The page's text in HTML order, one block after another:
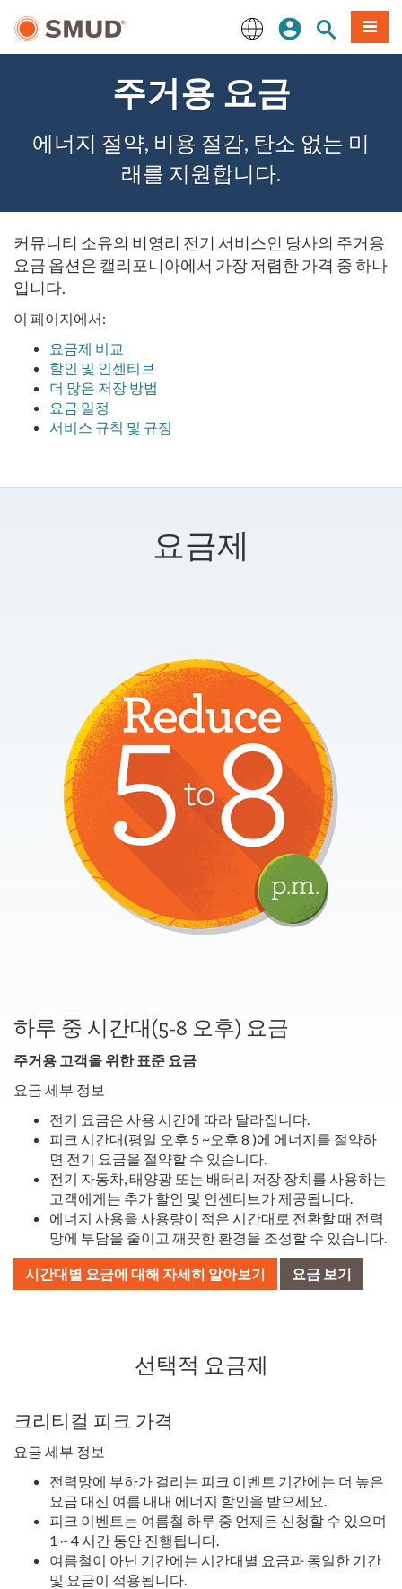
English
로그인사이트 검색
메뉴
주거용 요금
에너지 절약, 비용 절감, 탄소 없는 미
래를 지원합니다.
커뮤니티 소유의 비영리 전기 서비스인 당사의 주거용
요금 옵션은 캘리포니아에서 가장 저렴한 가격 중 하나
입니다.
이 페이지에서:
요금제 비교
할인 및 인센티브
더 많은 저장 방법
요금 일정
서비스 규칙 및 규정
요금제
하루 중 시간대(5-8 오후) 요금
주거용 고객을 위한 표준 요금
요금 세부 정보
전기 요금은 사용 시간에 따라 달라집니다.
피크 시간대(평일 오후 5 ~오후 8 )에 에너지를 절약하
면 전기 요금을 절약할 수 있습니다.
전기 자동차, 태양광 또는 배터리 저장 장치를 사용하는
고객에게는 추가 할인 및 인센티브가 제공됩니다.
에너지 사용을 사용량이 적은 시간대로 전환할 때 전력
망에 부담을 줄이고 깨끗한 환경을 조성할 수 있습니다.
시간대별 요금에 대해 자세히 알아보기 요금 보기
선택적 요금제
크리티컬 피크 가격
요금 세부 정보
전력망에 부하가 걸리는 피크 이벤트 기간에는 더 높은
요금 대신 여름 내내 에너지 할인을 받으세요.
피크 이벤트는 여름철 하루 중 언제든 신청할 수 있으며
1 ~ 4 시간 동안 진행됩니다.
여름철이 아닌 기간에는 시간대별 요금과 동일한 기간
및 요금이 적용됩니다.